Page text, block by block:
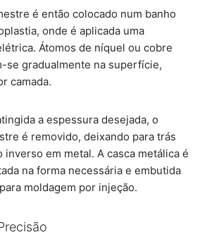
é então colocado num banho
onde é aplicada uma
Átomos de níquel ou cobre
se gradualmente na superfície,
camada.
a espessura desejada, o
é removido, deixando para trás
inverso em metal. A casca metálica é
na forma necessária e embutida
moldagem por injeção.